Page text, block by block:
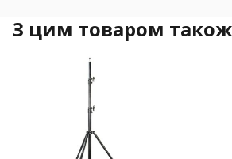
З цим товаром